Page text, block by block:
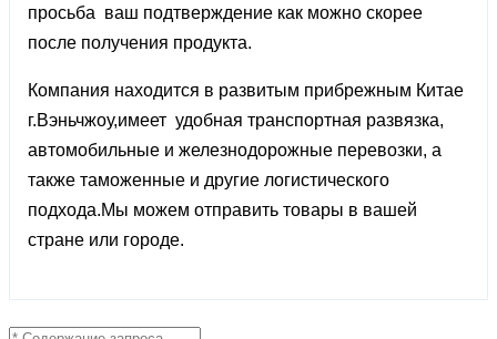
просьба ваш подтверждение как можно скорее
после получения продукта.
Компания находится в развитым прибрежным Китае
г.Вэньчжоу,имеет удобная транспортная развязка,
автомобильные и железнодорожные перевозки, а
также таможенные и другие логистического
подхода.Мы можем отправить товары в вашей
стране или городе.